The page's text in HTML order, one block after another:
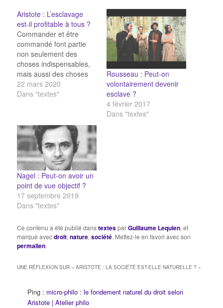
Aristote : L’esclavage
est-il profitable à tous ?
Commander et être
commandé font partie
non seulement des
choses indispensables,
mais aussi des choses
avantageuses. Et c’est
dès leur naissance
uns devant être
commandés, les autres
commander. (...) Le
vivant est d’abord
composé d’une âme et
d’un corps, celle-là étant
par…
22 mars 2020
Dans "textes"
Rousseau : Peut-on
volontairement devenir
esclave ?
4 février 2017
Dans "textes"
Nagel : Peut-on avoir un
point de vue objectif ?
17 septembre 2019
Dans "textes"
Ce contenu a été publié danstextesparGuillaume Lequien, et
marqué avecdroit,nature,société. Mettez-le en favori avec son
permalien.
UNE RÉFLEXION SUR «ARISTOTE : LA SOCIÉTÉ EST-ELLE NATURELLE ? »
Ping : micro-philo : le fondement naturel du droit selon
Aristote | Atelier philo